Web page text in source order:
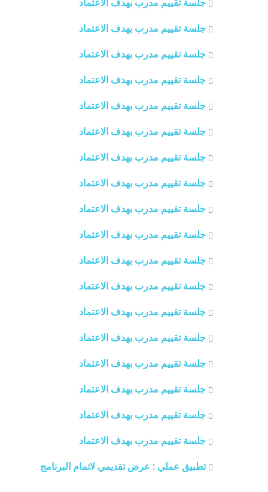
جلسة تقييم مدرب بهدف الاعتماد
جلسة تقييم مدرب بهدف الاعتماد
جلسة تقييم مدرب بهدف الاعتماد
جلسة تقييم مدرب بهدف الاعتماد
جلسة تقييم مدرب بهدف الاعتماد
جلسة تقييم مدرب بهدف الاعتماد
جلسة تقييم مدرب بهدف الاعتماد
جلسة تقييم مدرب بهدف الاعتماد
جلسة تقييم مدرب بهدف الاعتماد
جلسة تقييم مدرب بهدف الاعتماد
جلسة تقييم مدرب بهدف الاعتماد
جلسة تقييم مدرب بهدف الاعتماد
جلسة تقييم مدرب بهدف الاعتماد
جلسة تقييم مدرب بهدف الاعتماد
جلسة تقييم مدرب بهدف الاعتماد
جلسة تقييم مدرب بهدف الاعتماد
جلسة تقييم مدرب بهدف الاعتماد
جلسة تقييم مدرب بهدف الاعتماد
تطبيق عملي : عرض تقديمي لاتمام البرنامج